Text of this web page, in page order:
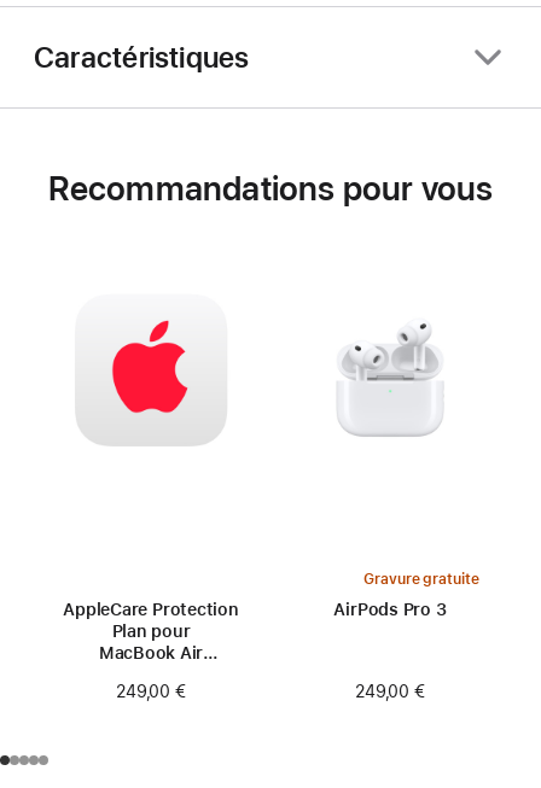
Caractéristiques
Recommandations pour vous
AppleCare Protection
Plan pour
MacBook Air
249,00 €
Gravure gratuite
AirPods Pro 3
249,00 €